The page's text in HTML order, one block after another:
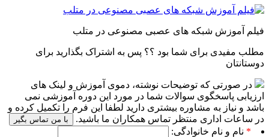
فیلم آموزش شبکه های عصبی مصنوعی در متلب
مطلب مفیدی برای شما بود ؟؟ پس به اشتراک بگذارید برای
دوستانتان
در صورتی که توضیحات نوشته، دموی آموزش و لینک های
ارزیابی پاسخگوی سوالات شما در مورد این دوره آموزشی نمی
باشد و نیاز به مشاوره بیشتری دارید لطفا این فرم را تکمیل کرده و
در ساعات اداری منتظر تماس همکاران ما باشید.
با من تماس بگیر
* نام و نام خانوادگی: